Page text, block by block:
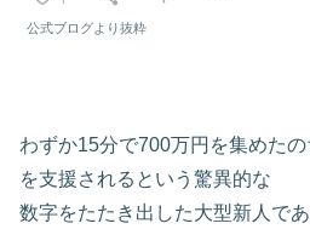
公式ブログより抜粋
わずか15分で700万円を集めた
を支援されるという驚異的な
数字をたたき出した大型新人であ